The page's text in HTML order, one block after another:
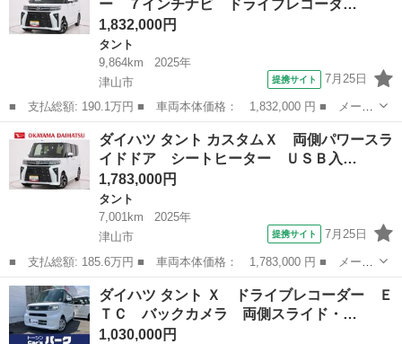
オートラ...
ー ７インチナビ ドライブレコーダ…
1,832,000円
タント
9,864km
2025年
津山市
提携サイト 7月25日
■ 支払総額: 190.1万円 ■ 車両本体価格： 1,832,000 円 ■ メーカ
ー名： ダイハツ ■ 車種名： タント ■ グレード名： カスタム
Ｘ パノラマモニター ７インチナビ ドライブレコーダー 両側パ
ワースラ...
岡山 津山市 タント
ダイハツ タント カスタムＸ 両側パワースラ
イドドア シートヒーター ＵＳＢ入…
1,783,000円
タント
7,001km
2025年
津山市
提携サイト 7月25日
■ 支払総額: 185.6万円 ■ 車両本体価格： 1,783,000 円 ■ メーカ
ー名： ダイハツ ■ 車種名： タント ■ グレード名： カスタム
Ｘ 両側パワースライドドア シートヒーター ＵＳＢ入力端子 オ
ートライ...
岡山 津山市 タント
ダイハツ タント Ｘ ドライブレコーダー Ｅ
ＴＣ バックカメラ 両側スライド・…
1,030,000円